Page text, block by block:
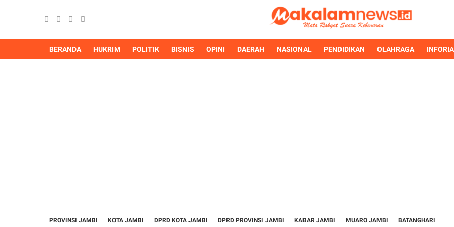
BERANDA HUKRIM POLITIK BISNIS OPINI DAERAH NASIONAL PENDIDIKAN OLAHRAGA
PROVINSI JAMBI KOTA JAMBI DPRD KOTA JAMBI DPRD PROVINSI JAMBI KABAR JAMBI MUARO JAMBI BATANGHARI